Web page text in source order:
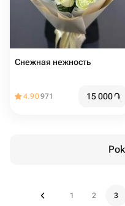
Снежная нежность
4.90971 15 000֏
1 2 3